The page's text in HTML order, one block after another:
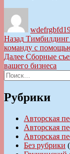
wdefrgbfd
Навигация
по
записям
Назад Предыдущая
запись:
Тимбилдинг
команду с
Далее Следующая
запись:
Сборные
вашего бизнеса
Искать:
Рубрики
Авторская
Авторская
Авторская
Без рубрики